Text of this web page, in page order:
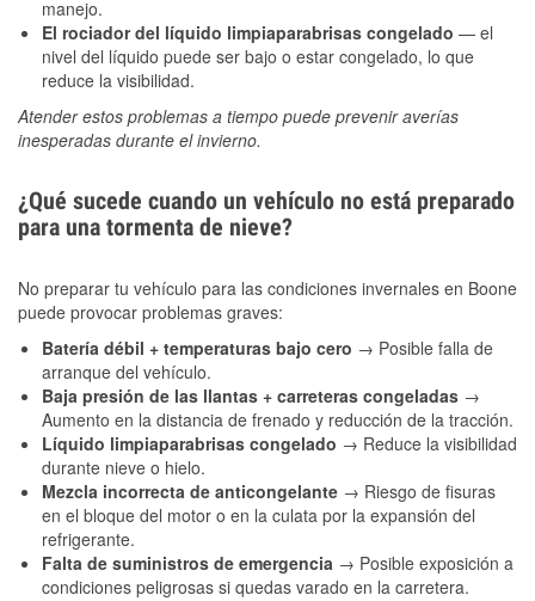
manejo.
El rociador del líquido limpiaparabrisas congelado — el
nivel del líquido puede ser bajo o estar congelado, lo que
reduce la visibilidad.
Atender estos problemas a tiempo puede prevenir averías
inesperadas durante el invierno.
¿Qué sucede cuando un vehículo no está preparado
para una tormenta de nieve?
No preparar tu vehículo para las condiciones invernales en Boone
puede provocar problemas graves:
Batería débil + temperaturas bajo cero → Posible falla de
arranque del vehículo.
Baja presión de las llantas + carreteras congeladas →
Aumento en la distancia de frenado y reducción de la tracción.
Líquido limpiaparabrisas congelado → Reduce la visibilidad
durante nieve o hielo.
Mezcla incorrecta de anticongelante → Riesgo de fisuras
en el bloque del motor o en la culata por la expansión del
refrigerante.
Falta de suministros de emergencia → Posible exposición a
condiciones peligrosas si quedas varado en la carretera.